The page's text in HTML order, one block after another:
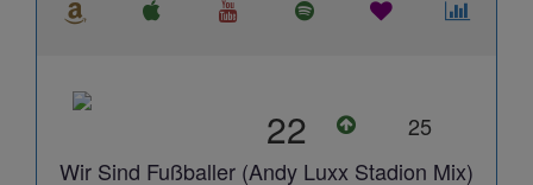
22
25
Wir Sind Fußballer (Andy Luxx Stadion Mix)